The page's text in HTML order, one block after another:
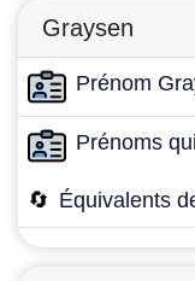
Graysen
Prénom
Prénoms
🔄 Équivalents